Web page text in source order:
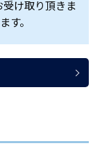
け取り頂きま
す。